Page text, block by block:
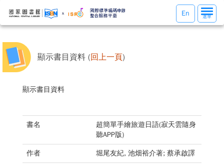
選
單
選單
En
顯示書目資料 (回上一頁)
顯示書目資料
書名
超簡單手繪旅遊日語(寂天雲隨身
聽APP版)
作者 堀尾友紀, 池畑裕介著; 蔡承啟譯